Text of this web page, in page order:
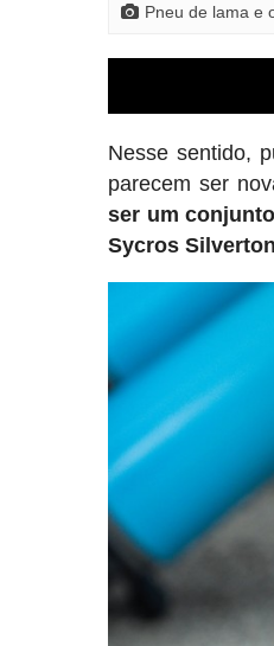
Pneu de lama e
Nesse sentido,
parecem ser
ser um
Sycros